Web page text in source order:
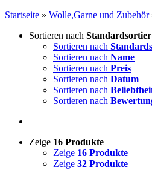
Startseite » Wolle,Garne und Zubehör
Sortieren nach
Sortieren nach
Sortieren nach Name
Sortieren nach Preis
Sortieren nach Datum
Sortieren nach
Sortieren nach
Zeige 16 Produkte
Zeige 16 Produkte
Zeige 32 Produkte